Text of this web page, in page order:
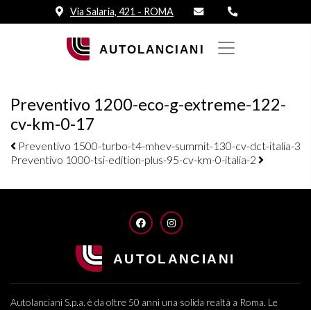
Via Salaria, 421 - ROMA
Preventivo 1200-eco-g-extreme-122-
cv-km-0-17
Navigazione elementi
Preventivo 1500-turbo-t4-mhev-summit-130-cv-dct-italia-3
Preventivo 1000-tsi-edition-plus-95-cv-km-0-italia-2
FACEBOOKINSTAGRAM
Autolanciani S.p.a. è da oltre 50 anni una solida realtà a Roma. Le